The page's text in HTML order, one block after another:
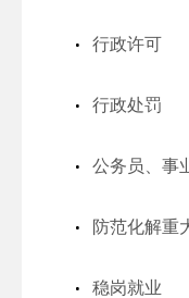
行政许可
行政处罚
公务员、事
防范化解重
稳岗就业